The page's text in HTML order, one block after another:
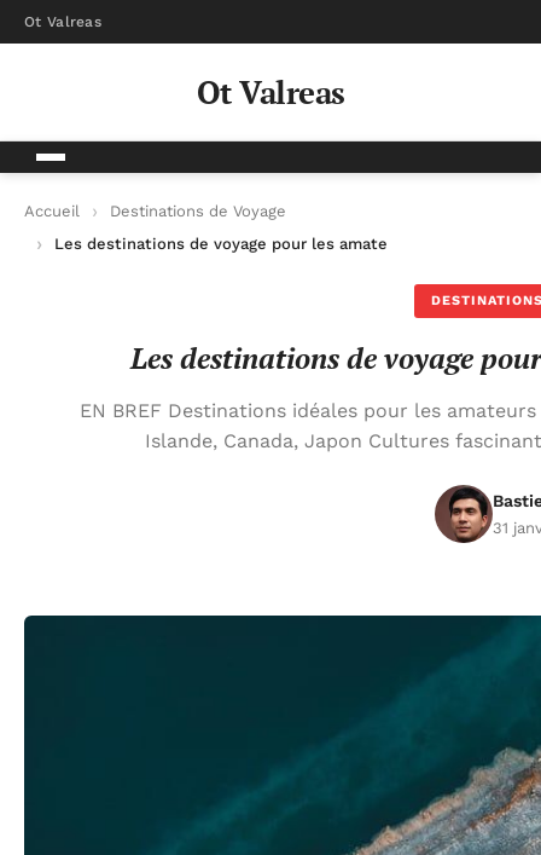
Ot Valreas
Ot Valreas
Accueil
Destinations de Voyage
Les destinations de voyage pour les amateurs de
Les destinations de voyage
EN BREF Destinations idéales pour les
Islande, Canada, Japon Cultures
31